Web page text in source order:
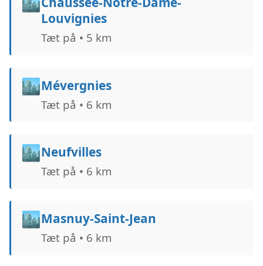
Louvignies
Tæt på • 5 km
🏙️Mévergnies
Tæt på • 6 km
🏙️Neufvilles
Tæt på • 6 km
🏙️Masnuy-Saint-Jean
Tæt på • 6 km